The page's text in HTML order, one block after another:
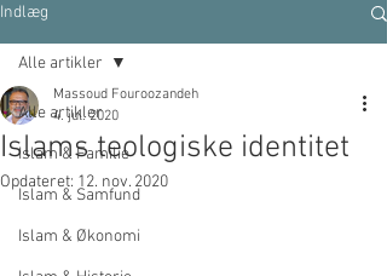
Indlæg
Alle artikler
Islam & Familie
Islam & Samfund
Islam & Økonomi
Alle artikler
Islams teologiske identitet
Massoud Fouroozandeh
4. jul. 2020
Opdateret: 12. nov. 2020